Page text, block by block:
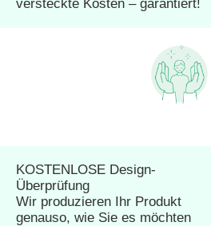
versteckte Kosten – garantiert!
KOSTENLOSE Design-
Überprüfung
Wir produzieren Ihr Produkt
genauso, wie Sie es möchten